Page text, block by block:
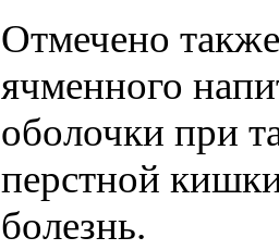
Отмечено
ячменного
оболочки при
перстной
болезнь.